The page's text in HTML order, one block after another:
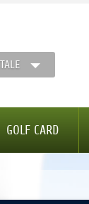
GOLF CARD